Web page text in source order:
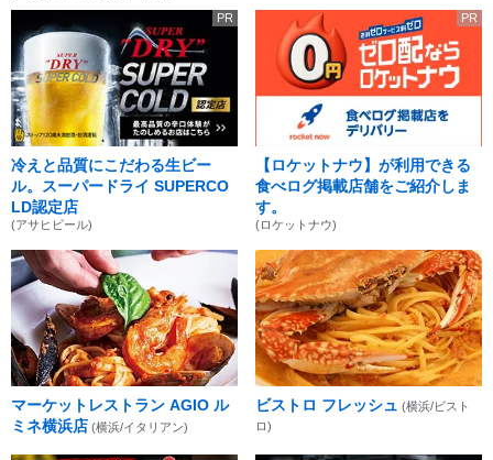
PR
冷えと品質にこだわる生ビー
ル。スーパードライ SUPERCO
LD認定店
(アサヒビール)
PR
【ロケットナウ】が利用できる
食べログ掲載店舗をご紹介しま
す。
(ロケットナウ)
マーケットレストラン AGIO ル
ミネ横浜店 (横浜/イタリアン)
ビストロ フレッシュ (横浜/ビスト
ロ)